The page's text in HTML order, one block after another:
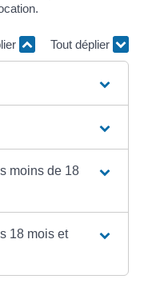
Tout déplier
moins de 18
18 mois et